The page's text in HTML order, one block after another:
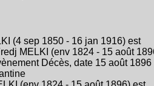
(4 sep 1850 - 16 jan 1916) est
MELKI (env 1824 - 15 août
Décès, date 15 août 1896